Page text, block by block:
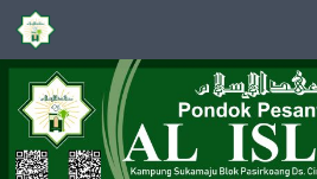
Skip to content